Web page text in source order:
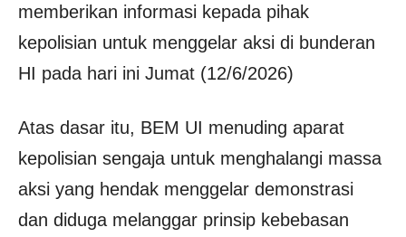
memberikan informasi kepada pihak
kepolisian untuk menggelar aksi di bunderan
HI pada hari ini Jumat (12/6/2026)
Atas dasar itu, BEM UI menuding aparat
kepolisian sengaja untuk menghalangi massa
aksi yang hendak menggelar demonstrasi
dan diduga melanggar prinsip kebebasan